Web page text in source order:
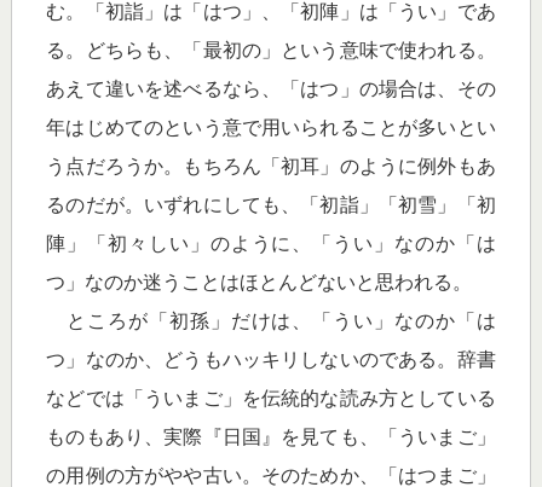
む。「初詣」は「はつ」、「初陣」は「うい」であ
る。どちらも、「最初の」という意味で使われる。
あえて違いを述べるなら、「はつ」の場合は、その
年はじめてのという意で用いられることが多いとい
う点だろうか。もちろん「初耳」のように例外もあ
るのだが。いずれにしても、「初詣」「初雪」「初
陣」「初々しい」のように、「うい」なのか「は
つ」なのか迷うことはほとんどないと思われる。
ところが「初孫」だけは、「うい」なのか「は
つ」なのか、どうもハッキリしないのである。辞書
などでは「ういまご」を伝統的な読み方としている
ものもあり、実際『日国』を見ても、「ういまご」
の用例の方がやや古い。そのためか、「はつまご」